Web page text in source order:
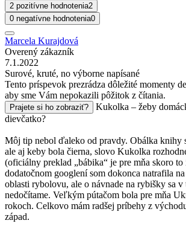
2 pozitívne hodnotenia2
0 negatívne hodnotenia0
Marcela Kurajdová
Overený zákazník
7.1.2022
Surové, kruté, no výborne napísané
Tento príspevok prezrádza dôležité momenty
aby sme Vám nepokazili pôžitok z čítania.
Prajete si ho zobraziť?
Kukolka – žeby
dievčatko?
Môj tip nebol ďaleko od pravdy. Obálka knihy
ale aj keby bola čierna, slovo Kukolka
(oficiálny preklad „bábika“ je pre mňa skoro to
dodatočnom googlení som dokonca natrafila
oblasti rybolovu, ale o návnade na rybišky sa v
nedočítame. Veľkým pútačom bola pre mňa
rokoch. Celkovo mám radšej príbehy z
západ.